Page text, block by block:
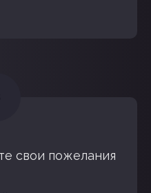
свои пожелания